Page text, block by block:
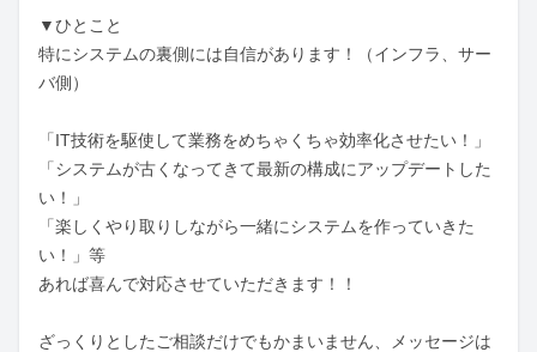
▼ひとこと
特にシステムの裏側には自信があります！（インフラ、サー
バ側）
「IT技術を駆使して業務をめちゃくちゃ効率化させたい！」
「システムが古くなってきて最新の構成にアップデートした
い！」
「楽しくやり取りしながら一緒にシステムを作っていきた
い！」等
あれば喜んで対応させていただきます！！
ざっくりとしたご相談だけでもかまいません、メッセージは